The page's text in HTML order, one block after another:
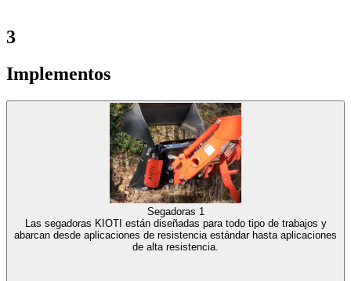
3
Implementos
Segadoras 1
Las segadoras KIOTI están diseñadas para todo tipo de trabajos y
abarcan desde aplicaciones de resistencia estándar hasta aplicaciones
de alta resistencia.